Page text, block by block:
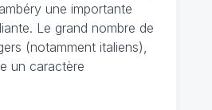
une importante
Le grand nombre de
(notamment italiens),
un caractère